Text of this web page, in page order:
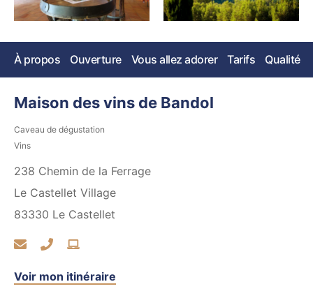
À propos Ouverture Vous allez adorer Tarifs Qualité
Maison des vins de Bandol
Caveau de dégustation
Vins
238 Chemin de la Ferrage
Le Castellet Village
83330 Le Castellet
Voir mon itinéraire